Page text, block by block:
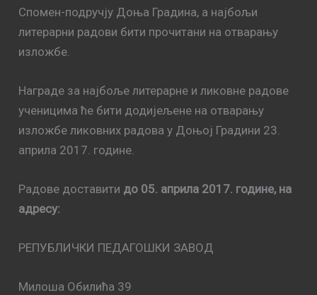
Спомен-подручју Доња Градина, а најбољи
литерарни радови бити прочитани на отварању
изложбе.
Награде за најбоље литерарне и ликовне радове
ученицима ће бити додијељене на отварању
изложбе ликовних радова у Доњој Градини 23.
априла 2017. године.
Радове доставити до 05. априла 2017. године, на
адресу:
РЕПУБЛИЧКИ ПЕДАГОШКИ ЗАВОД
Милоша Обилића 39